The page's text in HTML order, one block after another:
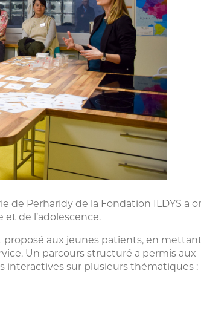
de Perharidy de la Fondation ILDYS a
de l’adolescence.
aux jeunes patients, en
Un parcours structuré a permis aux
interactives sur plusieurs thématiques :